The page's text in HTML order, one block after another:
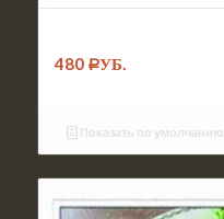
480 РУБ.
Показать по умолчанию